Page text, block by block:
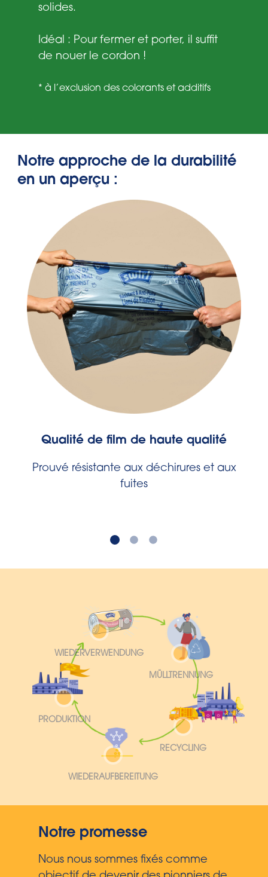
solides.
Idéal : Pour fermer et porter, il suffit
de nouer le cordon !
* à l’exclusion des colorants et additifs
Notre approche de la durabilité
en un aperçu :
Qualité de film de haute qualité
Prouvé résistante aux déchirures et aux
fuites
Notre promesse
Nous nous sommes fixés comme